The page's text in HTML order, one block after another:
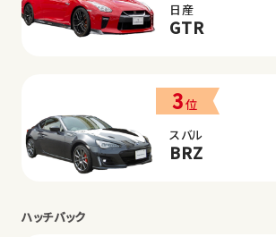
日産
GTR
3位
スバル
BRZ
ハッチバック